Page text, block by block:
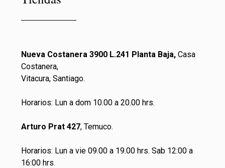
Nueva Costanera 3900 L.241 Planta Baja, Casa
Costanera,
Vitacura, Santiago.
Horarios: Lun a dom 10.00 a 20.00 hrs.
Arturo Prat 427, Temuco.
Horarios: Lun a vie 09.00 a 19.00 hrs. Sab 12:00 a
16:00 hrs.